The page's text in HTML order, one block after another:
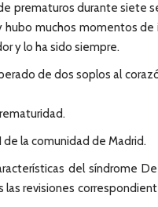
prematuros durante siete
hubo muchos momentos de
y lo ha sido siempre.
de dos soplos al
la comunidad de Madrid.
del síndrome
revisiones